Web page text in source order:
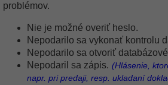
problémov.
Nie je možné overiť heslo.
Nepodarilo sa vykonať kontrolu
Nepodarilo sa otvoriť
Nepodaril sa zápis. (Hlásenie,
napr. pri predaji, resp. ukladaní